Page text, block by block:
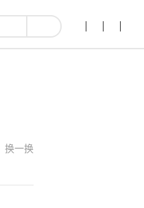
换一换